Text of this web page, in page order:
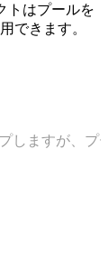
トはプールを
できます。
ますが、プ